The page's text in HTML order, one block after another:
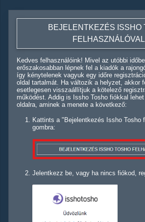
BEJELENTKEZÉS ISSHO
Kedves felhasználóink! Mivel az utóbbi
erőszakosabban lépnek fel a kiadók a
így kénytelenek vagyuk egy időre
oldal tartalmát. Ha változik a helyzet, akkor
esetlegesen visszaállítjuk a kötelező
működést. Addig is Issho Tosho fiókkal
oldalra, aminek a menete a következő:
Kattints a "Bejelentkezés Issho Tosho
gombra:
Jelentkezz be, vagy ha nincs fiókod,